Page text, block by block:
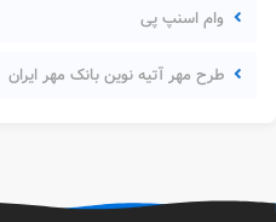
وام اسنپ پی
طرح مهر آتیه نوین بانک مهر ایران